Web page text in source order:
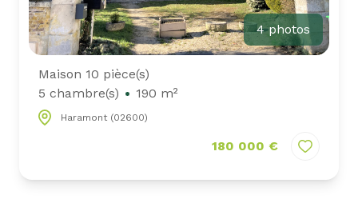
4 photos
Maison 10 pièce(s)
5 chambre(s)
190 m²
Haramont (02600)
180 000 €